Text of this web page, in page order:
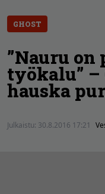
GHOST
”Nauru on
työkalu” –
hauska
Julkaistu: 30.8.2016 17:21